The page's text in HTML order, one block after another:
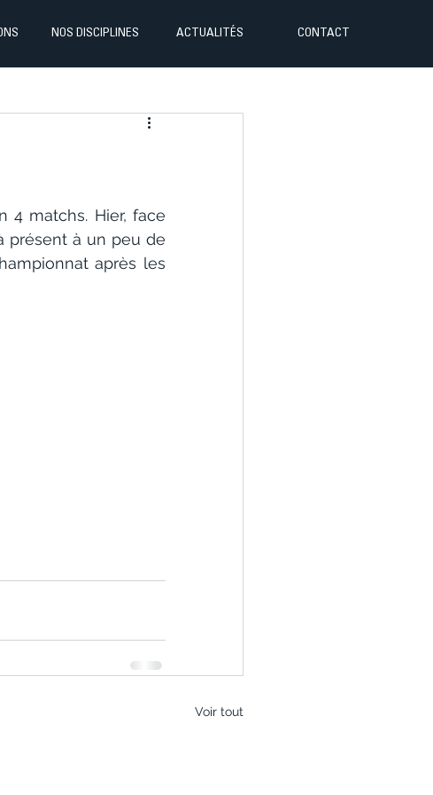
NOS DISCIPLINES ACTUALITÉS CONTACT
4 matchs. Hier, face
présent à un peu de
après les
Voir tout